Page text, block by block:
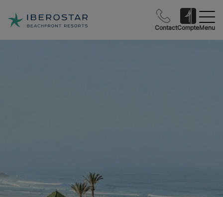
ContactCompteMenu